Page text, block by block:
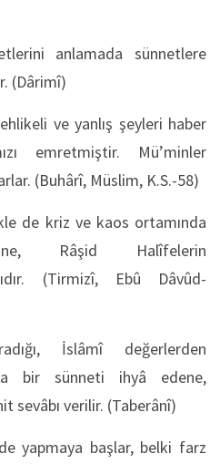
anlamada sünnetlere
(Dârimî)
ve yanlış şeyleri haber
emretmiştir. Mü’minler
(Buhârî, Müslim, K.S.-58)
de kriz ve kaos ortamında
Râşid Halîfelerin
(Tirmizî, Ebû Dâvûd-
İslâmî değerlerden
bir sünneti ihyâ edene,
sevâbı verilir. (Taberânî)
yapmaya başlar, belki farz